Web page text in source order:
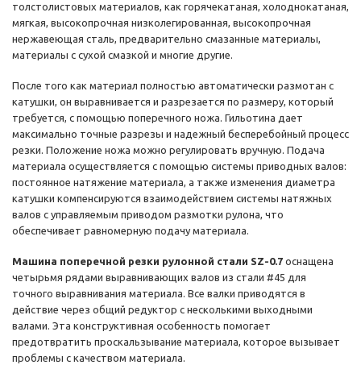
толстолистовых материалов, как горячекатаная, холоднокатаная,
мягкая, высокопрочная низколегированная, высокопрочная
нержавеющая сталь, предварительно смазанные материалы,
материалы с сухой смазкой и многие другие.
После того как материал полностью автоматически размотан с
катушки, он выравнивается и разрезается по размеру, который
требуется, с помощью поперечного ножа. Гильотина дает
максимально точные разрезы и надежный бесперебойный процесс
резки. Положение ножа можно регулировать вручную. Подача
материала осуществляется с помощью системы приводных валов:
постоянное натяжение материала, а также изменения диаметра
катушки компенсируются взаимодействием системы натяжных
валов с управляемым приводом размотки рулона, что
обеспечивает равномерную подачу материала.
Машина поперечной резки рулонной стали SZ-0.7 оснащена
четырьмя рядами выравнивающих валов из стали #45 для
точного выравнивания материала. Все валки приводятся в
действие через общий редуктор с несколькими выходными
валами. Эта конструктивная особенность помогает
предотвратить проскальзывание материала, которое вызывает
проблемы с качеством материала.